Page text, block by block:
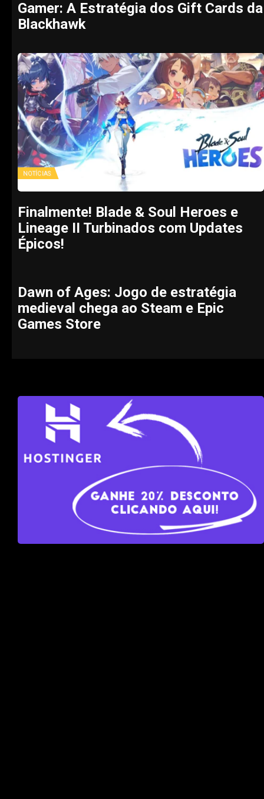
Gamer: A Estratégia dos Gift Cards da
Blackhawk
NOTÍCIAS
Finalmente! Blade & Soul Heroes e
Lineage II Turbinados com Updates
Épicos!
Dawn of Ages: Jogo de estratégia
medieval chega ao Steam e Epic
Games Store